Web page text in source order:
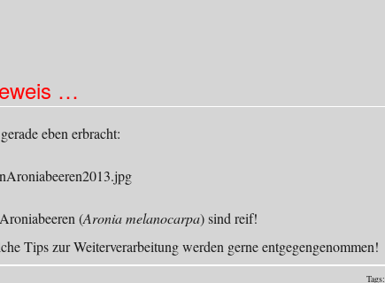
…
eben erbracht:
(Aronia melanocarpa) sind reif!
Tips zur Weiterverarbeitung werden gerne entgegengenommen!
Tags: